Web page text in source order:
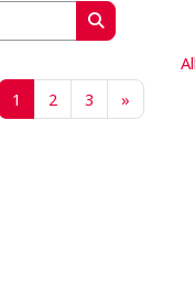
Kurse suchen
1 Seite 1
2Seite 2
3Seite 3
»Nächste